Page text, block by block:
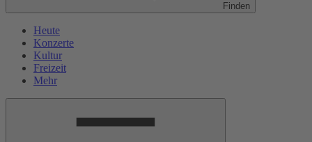
Finden
Heute
Konzerte
Kultur
Freizeit
Mehr